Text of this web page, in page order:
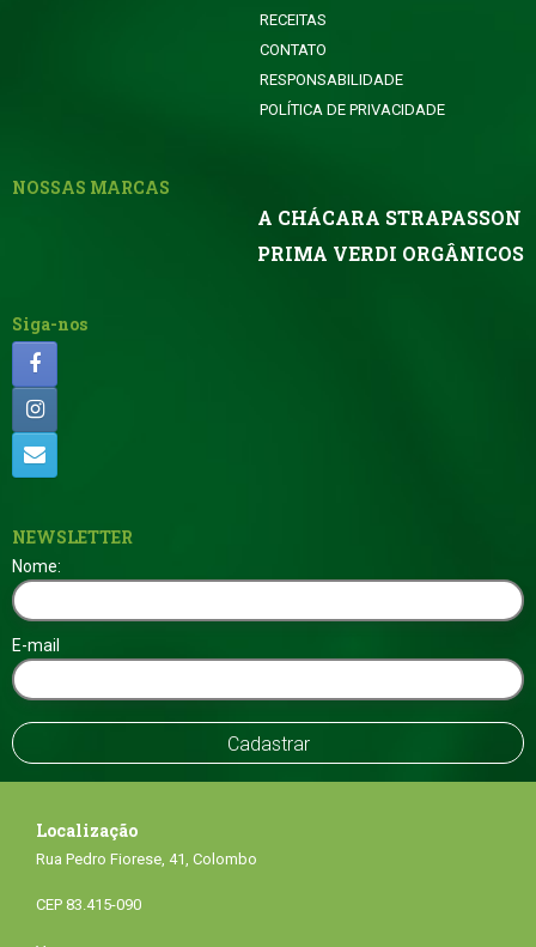
RECEITAS
CONTATO
RESPONSABILIDADE
POLÍTICA DE PRIVACIDADE
NOSSAS MARCAS
A CHÁCARA STRAPASSON
PRIMA VERDI ORGÂNICOS
Siga-nos
NEWSLETTER
Nome:
E-mail
Localização
Rua Pedro Fiorese, 41, Colombo
CEP 83.415-090